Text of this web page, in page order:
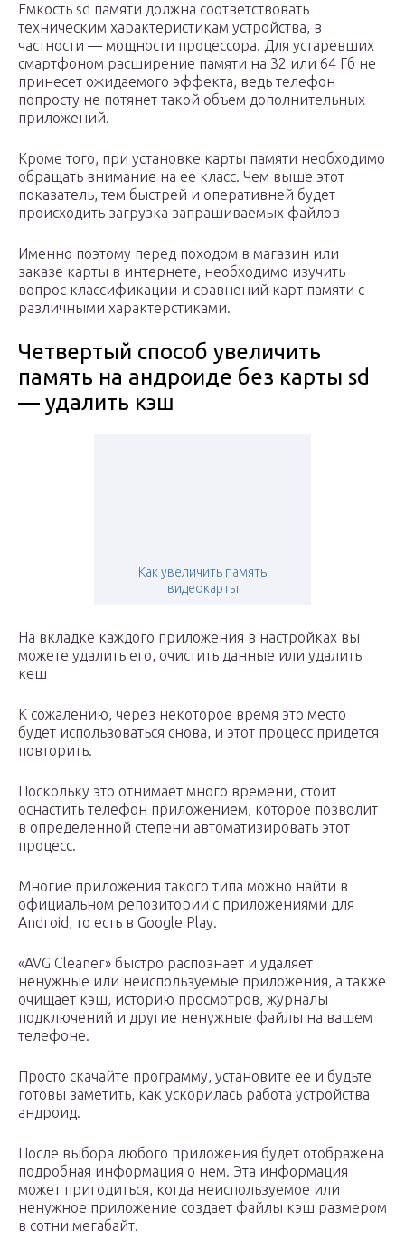
Емкость sd памяти должна соответствовать
техническим характеристикам устройства, в
частности — мощности процессора. Для устаревших
смартфоном расширение памяти на 32 или 64 Гб не
принесет ожидаемого эффекта, ведь телефон
попросту не потянет такой объем дополнительных
приложений.
Кроме того, при установке карты памяти необходимо
обращать внимание на ее класс. Чем выше этот
показатель, тем быстрей и оперативней будет
происходить загрузка запрашиваемых файлов
Именно поэтому перед походом в магазин или
заказе карты в интернете, необходимо изучить
вопрос классификации и сравнений карт памяти с
различными характерстиками.
Четвертый способ увеличить
память на андроиде без карты sd
— удалить кэш
Как увеличить память
видеокарты
На вкладке каждого приложения в настройках вы
можете удалить его, очистить данные или удалить
кеш
К сожалению, через некоторое время это место
будет использоваться снова, и этот процесс придется
повторить.
Поскольку это отнимает много времени, стоит
оснастить телефон приложением, которое позволит
в определенной степени автоматизировать этот
процесс.
Многие приложения такого типа можно найти в
официальном репозитории с приложениями для
Android, то есть в Google Play.
«AVG Cleaner» быстро распознает и удаляет
ненужные или неиспользуемые приложения, а также
очищает кэш, историю просмотров, журналы
подключений и другие ненужные файлы на вашем
телефоне.
Просто скачайте программу, установите ее и будьте
готовы заметить, как ускорилась работа устройства
андроид.
После выбора любого приложения будет отображена
подробная информация о нем. Эта информация
может пригодиться, когда неиспользуемое или
ненужное приложение создает файлы кэш размером
в сотни мегабайт.